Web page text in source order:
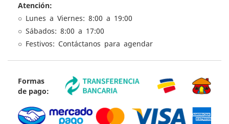
Atención:
○ Lunes a Viernes: 8:00 a 19:00
○ Sábados: 8:00 a 17:00
○ Festivos: Contáctanos para agendar
Formas
de pago: